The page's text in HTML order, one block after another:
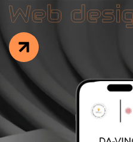
Facebook
Instagram